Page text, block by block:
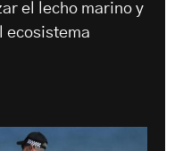
el lecho marino y
ecosistema